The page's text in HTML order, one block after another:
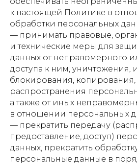
к настоящей Политике в
обработки персональных
— принимать правовые,
и технические меры для
данных от неправомерного
доступа к ним, уничтожения,
блокирования, копирования,
распространения
а также от иных
в отношении персональных
— прекратить передачу
предоставление, доступ)
данных, прекратить
персональные данные в